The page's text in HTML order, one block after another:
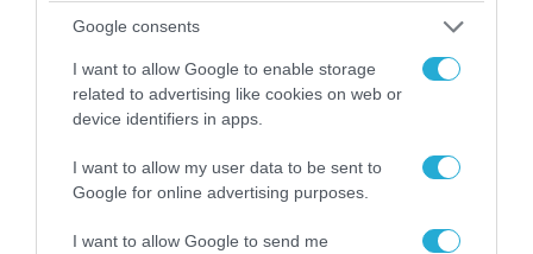
Google consents
I want to allow Google to enable storage
related to advertising like cookies on web or
device identifiers in apps.
I want to allow my user data to be sent to
Google for online advertising purposes.
I want to allow Google to send me
06.08.2026 | 14:02
«Επιχείρηση ελεύθερα πεζοδρόμια» στην
Αθήνα: Απομακρύνθηκαν παράνομα
αντικείμενα από κοινόχρηστους χώρους